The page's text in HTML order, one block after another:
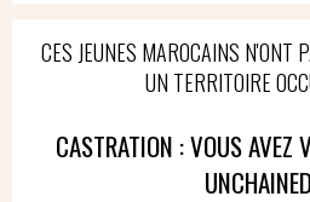
CES JEUNES MAROCAINS N'ONT
UN TERRITOIRE
CASTRATION : VOUS AVEZ